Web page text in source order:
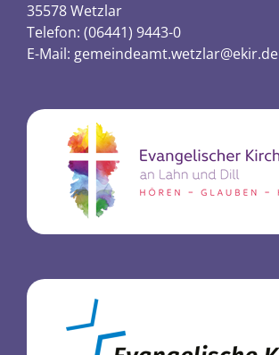
35578 Wetzlar
Telefon: (06441) 9443-0
E-Mail: gemeindeamt.wetzlar@ekir.de